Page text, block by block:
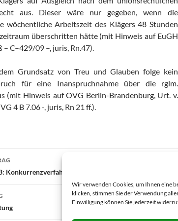
Wir verwenden Cookies, um Ihnen eine
klicken, stimmen Sie der Verwendung
Einwilligung können Sie jederzeit
aus. Dieser wäre nur gegeben, wenn die
wöchentliche Arbeitszeit des Klägers 48 Stunden
überschritten hätte (mit Hinweis auf EuGH
– C–429/09 –, juris, Rn.47).
Grundsatz von Treu und Glauben folge kein
für eine Inanspruchnahme über die rglm.
(mit Hinweis auf OVG Berlin-Brandenburg, Urt. v.
4 B 7.06 -, juris, Rn 21 ff.).
Konkurrenzverfahren, Statusamt